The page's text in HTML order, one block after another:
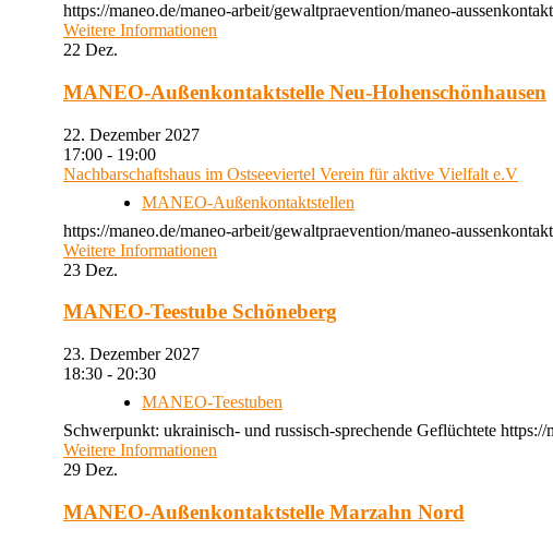
https://maneo.de/maneo-arbeit/gewaltpraevention/maneo-
Weitere Informationen
22 Dez.
MANEO-Außenkontaktstelle Neu-Hohenschönhausen
22. Dezember 2027
17:00 - 19:00
Nachbarschaftshaus im Ostseeviertel Verein für aktive Vielfalt e.V
MANEO-Außenkontaktstellen
https://maneo.de/maneo-arbeit/gewaltpraevention/maneo-
Weitere Informationen
23 Dez.
MANEO-Teestube Schöneberg
23. Dezember 2027
18:30 - 20:30
MANEO-Teestuben
Schwerpunkt: ukrainisch- und russisch-sprechende Geflüchtete
Weitere Informationen
29 Dez.
MANEO-Außenkontaktstelle Marzahn Nord